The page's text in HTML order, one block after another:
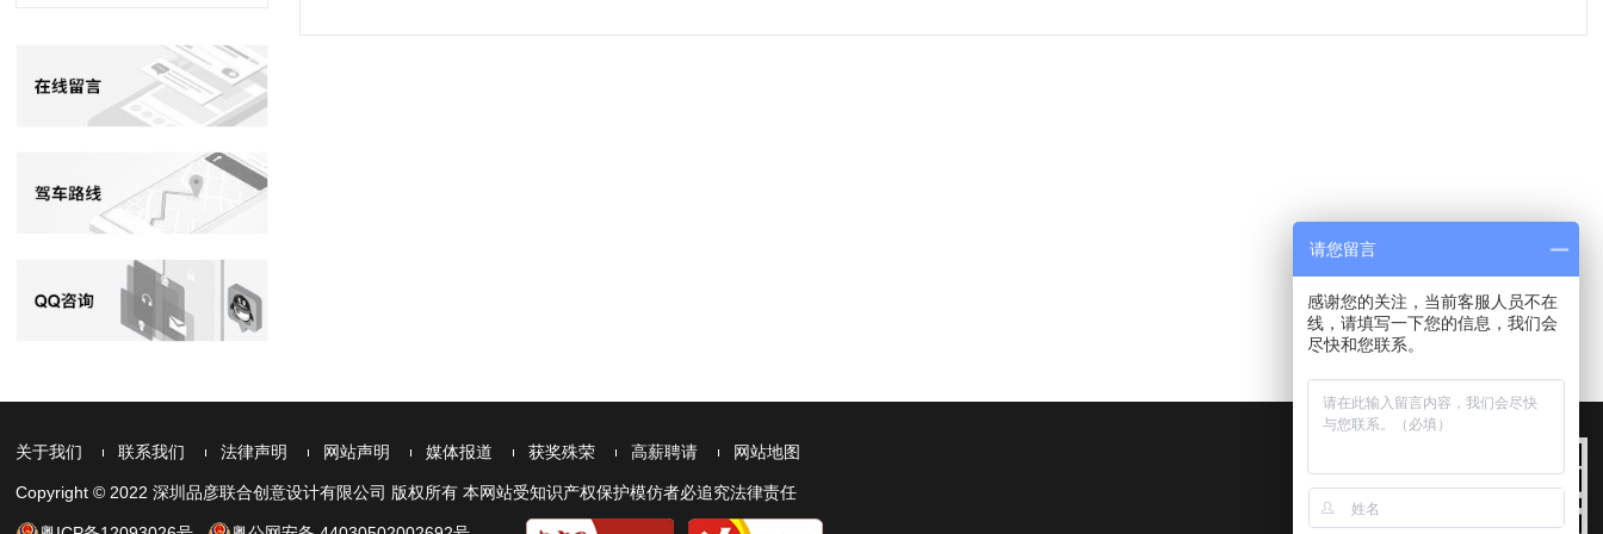
关于我们 联系我们 法律声明 网站声明 媒体报道 获奖殊荣 高薪聘请 网站地图
Copyright © 2022 深圳品彦联合创意设计有限公司 版权所有 本网站受知识产权保护模仿者必追究法律责任
请您留言
感谢您的关注，当前客服人员不在
线，请填写一下您的信息，我们会
尽快和您联系。